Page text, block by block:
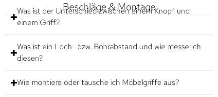
Beschläge & Montage
Was ist der Unterschied zwischen einem Knopf und
einem Griff?
Was ist ein Loch- bzw. Bohrabstand und wie messe ich
diesen?
Wie montiere oder tausche ich Möbelgriffe aus?